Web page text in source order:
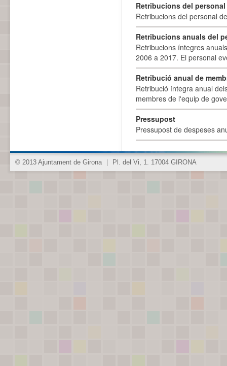
Retribucions del
Retribucions del personal
Retribucions anuals del
Retribucions íntegres
2006 a 2017. El personal
Retribució anual de
Retribució íntegra anual
membres de l'equip de
Pressupost
Pressupost de despeses
© 2013 Ajuntament de Girona Pl. del Vi, 1. 17004 GIRONA